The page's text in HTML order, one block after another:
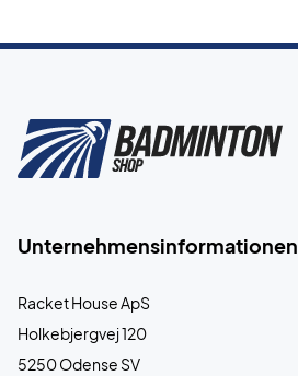
Unternehmensinformationen
Racket House ApS
Holkebjergvej 120
5250 Odense SV